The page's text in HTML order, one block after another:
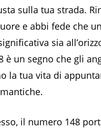
sulla tua strada.
e abbi fede che
sia
è un segno che gli
la tua vita di
il numero 148